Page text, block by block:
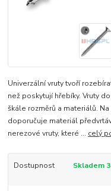
Univerzální vruty tvoří
než poskytují hřebíky. Vruty
škále rozměrů a materiálů.
doporučuje materiál
nerezové vruty, které ... celý
Dostupnost Skladem